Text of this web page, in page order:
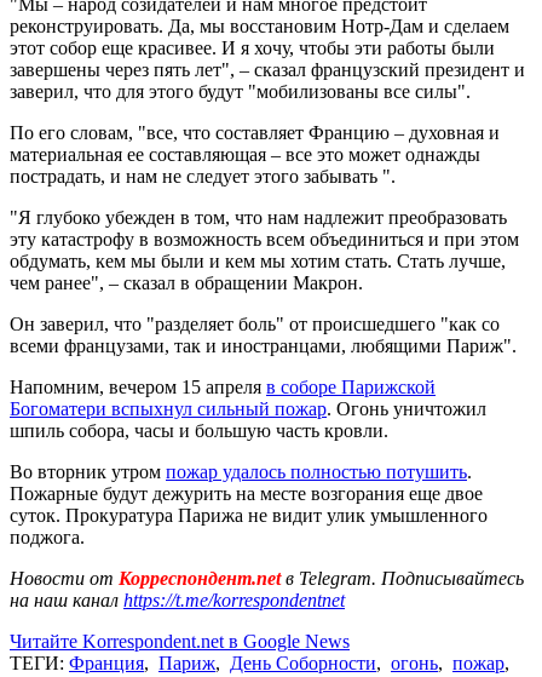
реконструировать. Да, мы восстановим Нотр-Дам и сделаем
этот собор еще красивее. И я хочу, чтобы эти работы были
завершены через пять лет", – сказал французский президент и
заверил, что для этого будут "мобилизованы все силы".
По его словам, "все, что составляет Францию – духовная и
материальная ее составляющая – все это может однажды
пострадать, и нам не следует этого забывать ".
"Я глубоко убежден в том, что нам надлежит преобразовать
эту катастрофу в возможность всем объединиться и при этом
обдумать, кем мы были и кем мы хотим стать. Стать лучше,
чем ранее", – сказал в обращении Макрон.
Он заверил, что "разделяет боль" от происшедшего "как со
всеми французами, так и иностранцами, любящими Париж".
Напомним, вечером 15 апреля в соборе Парижской
Богоматери вспыхнул сильный пожар. Огонь уничтожил
шпиль собора, часы и большую часть кровли.
Во вторник утром пожар удалось полностью потушить.
Пожарные будут дежурить на месте возгорания еще двое
суток. Прокуратура Парижа не видит улик умышленного
поджога.
Новости от Корреспондент.netв Telegram. Подписывайтесь
на наш канал https://t.me/korrespondentnet
Читайте Korrespondent.net в Google News
ТЕГИ: Франция, Париж, День Соборности, огонь, пожар,